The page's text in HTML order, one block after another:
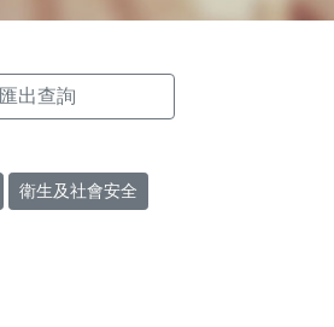
匯出查詢
衛生及社會安全